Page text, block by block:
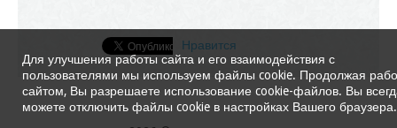
Нравится
Для улучшения работы сайта и его взаимодействия с
пользователями мы используем файлы cookie. Продолжая
сайтом, Вы разрешаете использование cookie-файлов. Вы
можете отключить файлы cookie в настройках Вашего браузера.